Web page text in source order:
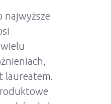
najwyższe
laureatem.